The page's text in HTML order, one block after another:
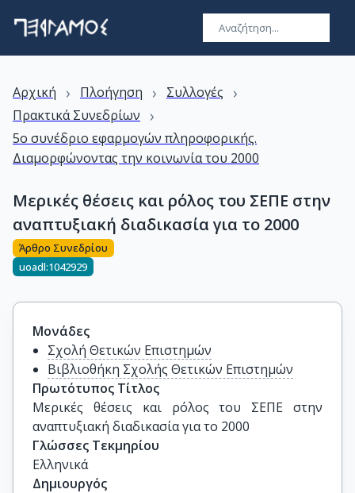
Αρχική › Πλοήγηση › Συλλογές ›
Πρακτικά Συνεδρίων ›
5ο συνέδριο εφαρμογών πληροφορικής.
Διαμορφώνοντας την κοινωνία του 2000
Μερικές θέσεις και ρόλος του ΣΕΠΕ στην
αναπτυξιακή διαδικασία για το 2000
Άρθρο Συνεδρίου
uoadl:1042929
Μονάδες
Σχολή Θετικών Επιστημών
Βιβλιοθήκη Σχολής Θετικών Επιστημών
Πρωτότυπος Τίτλος
Μερικές θέσεις και ρόλος του ΣΕΠΕ στην
αναπτυξιακή διαδικασία για το 2000
Γλώσσες Τεκμηρίου
Ελληνικά
Δημιουργός